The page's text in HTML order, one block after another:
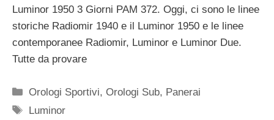
Luminor 1950 3 Giorni PAM 372. Oggi, ci sono le linee
storiche Radiomir 1940 e il Luminor 1950 e le linee
contemporanee Radiomir, Luminor e Luminor Due.
Tutte da provare
Categorie
Orologi Sportivi,Orologi Sub, Panerai
Tag
Luminor